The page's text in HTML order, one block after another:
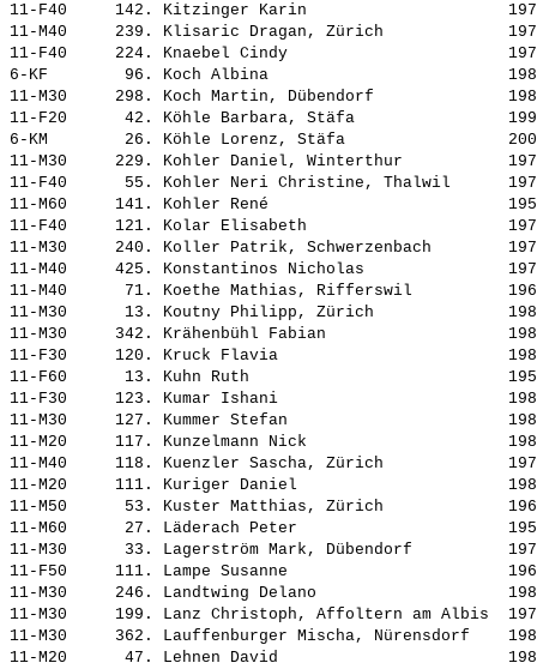
11-F40     142. Kitzinger Karin
11-M40     239. Klisaric Dragan, Zürich
11-F40     224. Knaebel Cindy
6-KF        96. Koch Albina
11-M30     298. Koch Martin, Dübendorf
11-F20      42. Köhle Barbara, Stäfa
6-KM        26. Köhle Lorenz, Stäfa
11-M30     229. Kohler Daniel, Winterthur
11-F40      55. Kohler Neri Christine, Thalwil
11-M60     141. Kohler René
11-F40     121. Kolar Elisabeth
11-M30     240. Koller Patrik, Schwerzenbach
11-M40     425. Konstantinos Nicholas
11-M40      71. Koethe Mathias, Rifferswil
11-M30      13. Koutny Philipp, Zürich
11-M30     342. Krähenbühl Fabian
11-F30     120. Kruck Flavia
11-F60      13. Kuhn Ruth
11-F30     123. Kumar Ishani
11-M30     127. Kummer Stefan
11-M20     117. Kunzelmann Nick
11-M40     118. Kuenzler Sascha, Zürich
11-M20     111. Kuriger Daniel
11-M50      53. Kuster Matthias, Zürich
11-M60      27. Läderach Peter
11-M30      33. Lagerström Mark, Dübendorf
11-F50     111. Lampe Susanne
11-M30     246. Landtwing Delano
11-M30     199. Lanz Christoph, Affoltern am Albis
11-M30     362. Lauffenburger Mischa, Nürensdorf
11-M20      47. Lehnen David